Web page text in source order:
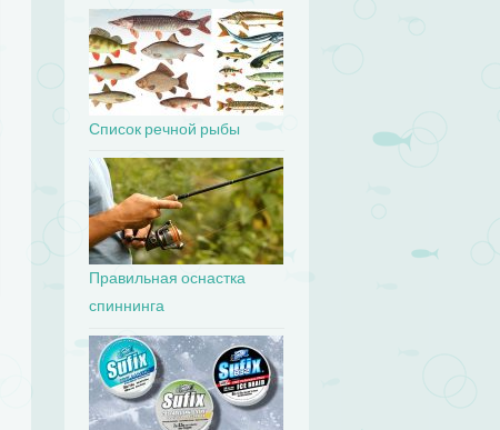
Список речной рыбы
Правильная оснастка
спиннинга